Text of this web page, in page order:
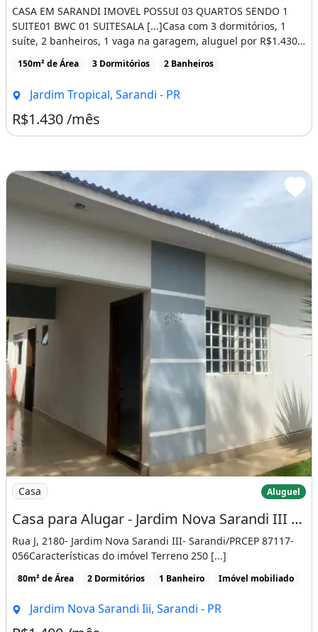
CASA EM SARANDI IMOVEL POSSUI 03 QUARTOS SENDO 1
SUITE01 BWC 01 SUITESALA [...]Casa com 3 dormitórios, 1
suíte, 2 banheiros, 1 vaga na garagem, aluguel por R$1.430
/mês, 150m² [...]
150m² de Área 3 Dormitórios 2 Banheiros
Jardim Tropical, Sarandi - PR
R$1.430 /mês
Imagem: Casa para Alugar - Jardim Nova Sarandi III
Casa Aluguel
Casa para Alugar - Jardim Nova Sarandi III (Sarandi - Pr
Rua J, 2180- Jardim Nova Sarandi III- Sarandi/PRCEP 87117-
056Características do imóvel Terreno 250 [...]
80m² de Área 2 Dormitórios 1 Banheiro Imóvel mobiliado
Jardim Nova Sarandi Iii, Sarandi - PR